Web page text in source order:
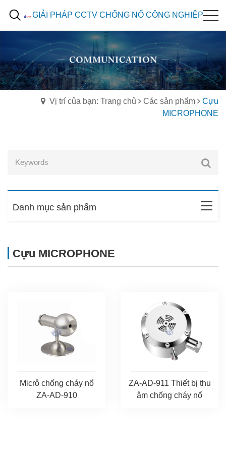
GIẢI PHÁP CCTV CHỐNG NỔ CÔNG NGHIỆP
Vị trí của bạn: Trang chủ Các sản phẩm
Cựu
MICROPHONE
Danh mục sản phẩm
Cựu MICROPHONE
Micrô chống cháy nổ
ZA-AD-910
ZA-AD-911 Thiết bị thu
âm chống cháy nổ